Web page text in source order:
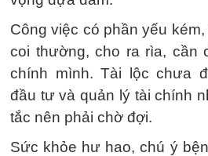
Công việc có phần yếu
coi thường, cho ra rìa, cần
chính mình. Tài lộc chưa
đầu tư và quản lý tài chính
tắc nên phải chờ đợi.
Sức khỏe hư hao, chú ý